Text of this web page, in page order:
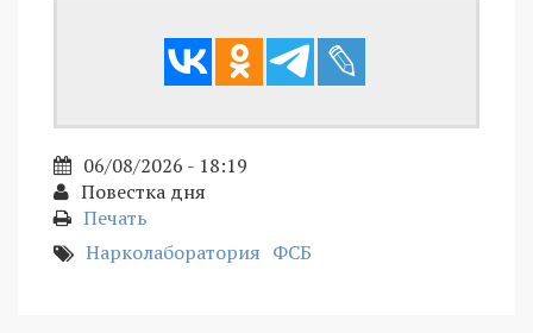
06/08/2026 - 18:19
Повестка дня
Печать
Нарколаборатория ФСБ